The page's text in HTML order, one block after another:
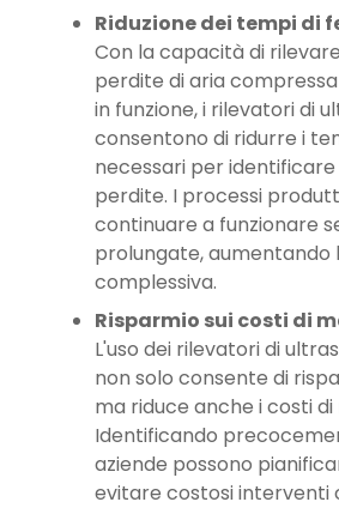
Riduzione dei tempi di
Con la capacità di
perdite di aria
in funzione, i rilevatori di
consentono di ridurre i
necessari per
perdite. I processi
continuare a funzionare
prolungate,
complessiva.
Risparmio sui costi di
L'uso dei rilevatori di
non solo consente di
ma riduce anche i costi
Identificando
aziende possono
evitare costosi interventi